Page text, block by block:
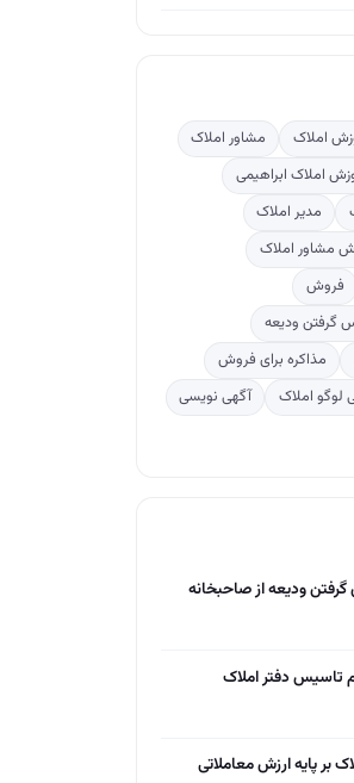
املاک
مشاور املاک
املاک ابراهیمی
مدیر املاک
مشاور املاک
فروش
گرفتن ودیعه
مذاکره برای فروش
لوگو املاک
آگهی نویسی
ودیعه از صاحبخانه
تاسیس دفتر املاک
بر پایه ارزش معاملاتی